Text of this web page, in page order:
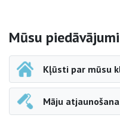
Sāna navigācija
Mūsu piedāvājumi
Kļūsti par mūsu
Māju atjaunošana